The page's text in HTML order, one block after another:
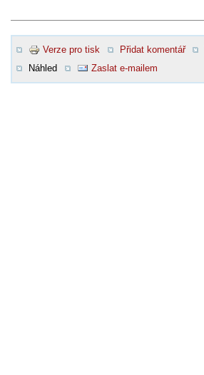
Verze pro tisk Přidat komentář
Náhled
Zaslat e-mailem